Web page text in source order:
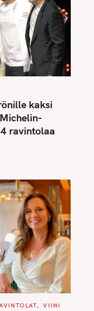
kaksi
ravintolaa
VIINI